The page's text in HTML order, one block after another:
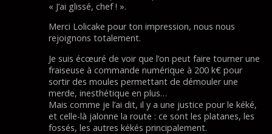
« J’ai glissé, chef ! ».
Merci Lolicake pour ton impression, nous nous
rejoignons totalement.
Je suis écœuré de voir que l’on peut faire tourner une
fraiseuse à commande numérique à 200 k€ pour
sortir des moules permettant de démouler une
merde, inesthétique en plus…
Mais comme je l’ai dit, il y a une justice pour le kéké,
et celle-là jalonne la route : ce sont les platanes, les
fossés, les autres kékés principalement.